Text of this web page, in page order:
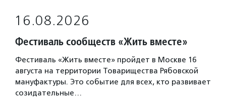
16.08.2026
Фестиваль сообществ «Жить вместе»
Фестиваль «Жить вместе» пройдет в Москве 16
августа на территории Товарищества Рябовской
мануфактуры. Это событие для всех, кто развивает
созидательные…